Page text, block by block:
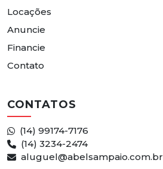
Locações
Anuncie
Financie
Contato
CONTATOS
(14) 99174-7176
(14) 3234-2474
aluguel@abelsampaio.com.br